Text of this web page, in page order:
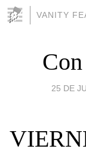
VANITY
25 DE